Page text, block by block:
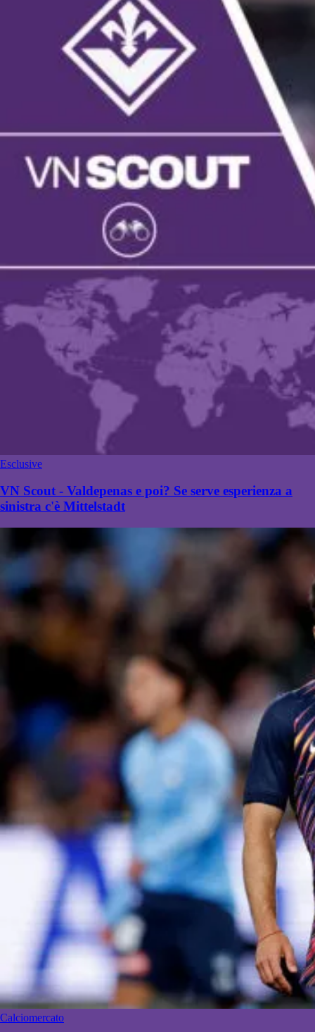
Esclusive
VN Scout - Valdepenas e poi? Se serve esperienza a
sinistra c'è Mittelstadt
Calciomercato